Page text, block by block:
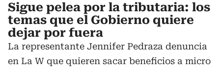
Sigue pelea por la tributaria: los
temas que el Gobierno quiere
dejar por fuera
La representante Jennifer Pedraza denuncia
en La W que quieren sacar beneficios a micro